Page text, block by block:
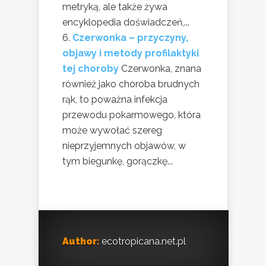
metryką, ale także żywa
encyklopedia doświadczeń,...
Czerwonka – przyczyny,
objawy i metody profilaktyki
tej choroby Czerwonka, znana
również jako choroba brudnych
rąk, to poważna infekcja
przewodu pokarmowego, która
może wywołać szereg
nieprzyjemnych objawów, w
tym biegunkę, gorączkę...
Author: ecotropicana.net.pl